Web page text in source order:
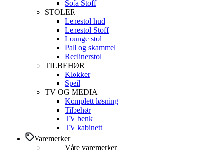
Sofa Stoff
STOLER
Lenestol hud
Lenestol Stoff
Lounge stol
Pall og skammel
Reclinerstol
TILBEHØR
Klokker
Speil
TV OG MEDIA
Komplett løsning
Tilbehør
TV benk
TV kabinett
Varemerker
Våre varemerker